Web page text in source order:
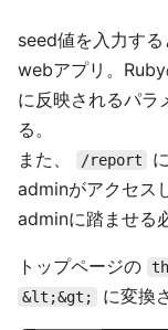
seed値を入力す
webアプリ。
に反映されるパラ
る。
また、
/report
adminがアクセス
adminに踏ませる
トップページの
&lt;&gt; に変換